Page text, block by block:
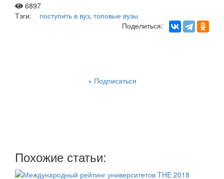
6897
Тэги:
поступить в вуз, топовые вузы
Поделиться:
+ Подписаться
Похожие статьи: